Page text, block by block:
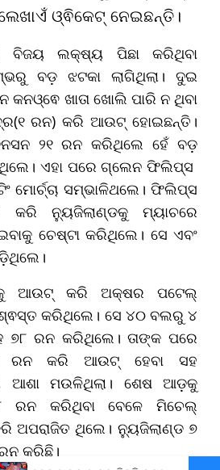
ଓ୍ଵିକେଟ୍ ନେଇଛନ୍ତି।
ବିଜୟ ଲକ୍ଷ୍ୟ ପିଛା କରିଥିବା
ବଡ଼ ଝଟକା ଲାଗିଥିଲା। ଦୁଇ
ଖାତା ଖୋଲି ପାରି ନ ଥିବା
ରନ) କରି ଆଉଟ୍ ହୋଇଛନ୍ତି।
୨୧ ରନ କରିଥିଲେ ହେଁ ବଡ଼
ଏହା ପରେ ଗ୍ଲେନ ଫିଲିପ୍ସ
ମୋର୍ଚ୍ଚା ସମ୍ଭାଳିଥଲେ। ଫିଲିପ୍ସ
କରି ନ୍ୟୁଜିଲାଣ୍ଡକୁ ମ୍ୟାଚରେ
ଚେଷ୍ଟା କରିଥିଲେ। ସେ ଏବଂ
ଆଉଟ୍ କରି ଅକ୍ଷର ପଟେଲ୍
କରିଥିଲେ। ସେ ୪୦ ବଲରୁ ୪
୭୮ ରନ କରିଥିଲେ। ତାଙ୍କ ପରେ
ରନ କରି ଆଉଟ୍ ହେବା ସହ
ଆଶା ମଉଳିଥିଲା। ଶେଷ ଆଡ଼କୁ
ରନ କରିଥିବା ବେଳେ ମିଚେଲ୍
ଅପରାଜିତ ଥିଲେ। ନ୍ୟୁଜିଲାଣ୍ଡ ୭
କରିଛି।